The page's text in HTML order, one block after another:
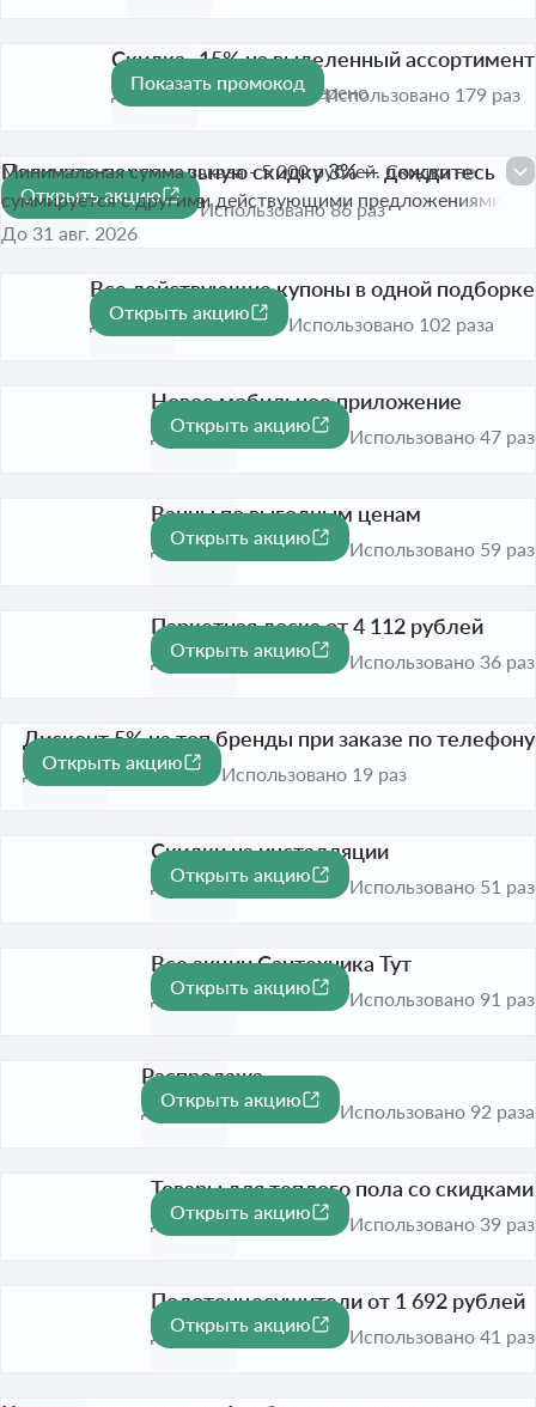
-15%
Скидка -15% на выделенный ассортимент
До 31 дек. 2026 Проверено
Показать промокод
Использовано 179 раз
-3%
Получите персональную скидку 3% — дождитесь
всплывающего окна
До 31 авг. 2026
Минимальная сумма заказа - 5 000 рублей. Скидка не
суммируется с другими действующими предложениями
Открыть акцию
Использовано 86 раз
Все действующие купоны в одной подборке
До 31 дек. 2026
Открыть акцию
Использовано 102 раза
Новое мобильное приложение
До 31 авг. 2026
Открыть акцию
Использовано 47 раз
Ванны по выгодным ценам
До 31 авг. 2026
Открыть акцию
Использовано 59 раз
Паркетная доска от 4 112 рублей
До 31 авг. 2026
Открыть акцию
Использовано 36 раз
-5%
Дисконт 5% на топ бренды при заказе по телефону
До 31 авг. 2026
Открыть акцию
Использовано 19 раз
Скидки на инсталляции
До 31 авг. 2026
Открыть акцию
Использовано 51 раз
Все акции Сантехника Тут
До 31 дек. 2026
Открыть акцию
Использовано 91 раз
Распродажа
До 31 дек. 2026
Открыть акцию
Использовано 92 раза
Товары для теплого пола со скидками
До 31 авг. 2026
Открыть акцию
Использовано 39 раз
Полотенцесушители от 1 692 рублей
До 31 авг. 2026
Открыть акцию
Использовано 41 раз